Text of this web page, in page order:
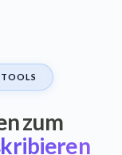
zum